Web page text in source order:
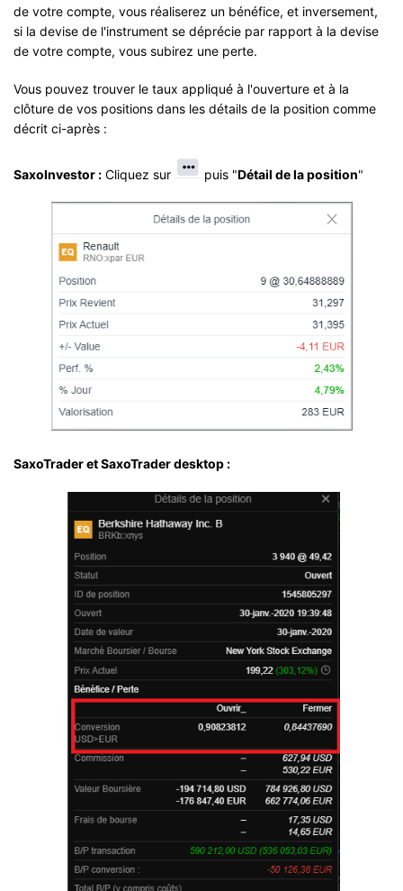
de votre compte, vous réaliserez un bénéfice, et inversement,
si la devise de l'instrument se déprécie par rapport à la devise
de votre compte, vous subirez une perte.
Vous pouvez trouver le taux appliqué à l'ouverture et à la
clôture de vos positions dans les détails de la position comme
décrit ci-après :
SaxoInvestor : Cliquez sur puis "Détail de la position"
SaxoTrader et SaxoTrader desktop :